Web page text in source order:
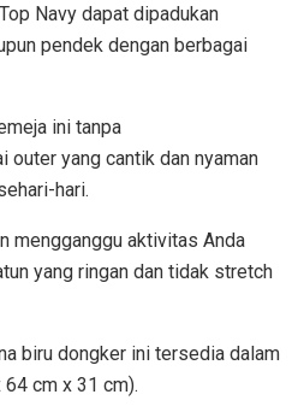
Navy dapat dipadukan
pendek dengan berbagai
ini tanpa
outer yang cantik dan nyaman
hari.
mengganggu aktivitas Anda
yang ringan dan tidak stretch
biru dongker ini tersedia dalam
cm x 31 cm).